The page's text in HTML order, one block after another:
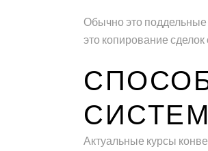
Обычно это
это копирование
Актуальные курсы